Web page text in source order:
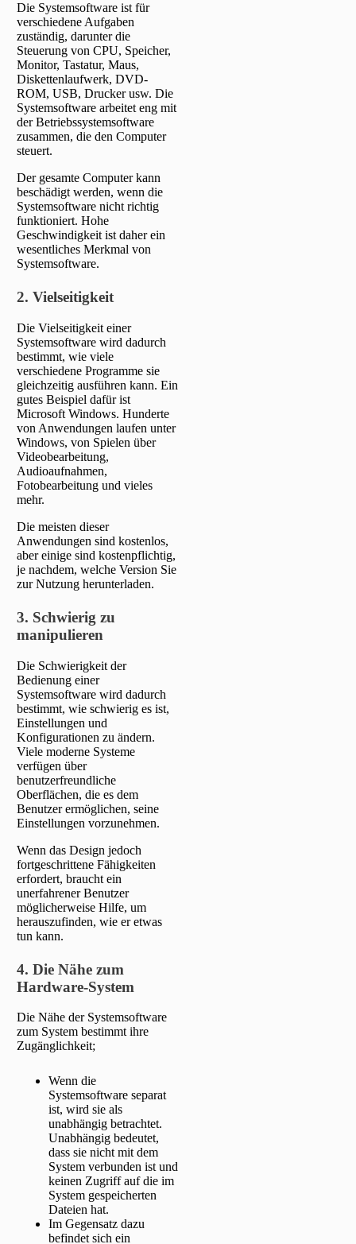
Die Systemsoftware ist für
verschiedene Aufgaben
zuständig, darunter die
Steuerung von CPU, Speicher,
Monitor, Tastatur, Maus,
Diskettenlaufwerk, DVD-
ROM, USB, Drucker usw. Die
Systemsoftware arbeitet eng mit
der Betriebssystemsoftware
zusammen, die den Computer
steuert.
Der gesamte Computer kann
beschädigt werden, wenn die
Systemsoftware nicht richtig
funktioniert. Hohe
Geschwindigkeit ist daher ein
wesentliches Merkmal von
Systemsoftware.
2. Vielseitigkeit
Die Vielseitigkeit einer
Systemsoftware wird dadurch
bestimmt, wie viele
verschiedene Programme sie
gleichzeitig ausführen kann. Ein
gutes Beispiel dafür ist
Microsoft Windows. Hunderte
von Anwendungen laufen unter
Windows, von Spielen über
Videobearbeitung,
Audioaufnahmen,
Fotobearbeitung und vieles
mehr.
Die meisten dieser
Anwendungen sind kostenlos,
aber einige sind kostenpflichtig,
je nachdem, welche Version Sie
zur Nutzung herunterladen.
3. Schwierig zu
manipulieren
Die Schwierigkeit der
Bedienung einer
Systemsoftware wird dadurch
bestimmt, wie schwierig es ist,
Einstellungen und
Konfigurationen zu ändern.
Viele moderne Systeme
verfügen über
benutzerfreundliche
Oberflächen, die es dem
Benutzer ermöglichen, seine
Einstellungen vorzunehmen.
Wenn das Design jedoch
fortgeschrittene Fähigkeiten
erfordert, braucht ein
unerfahrener Benutzer
möglicherweise Hilfe, um
herauszufinden, wie er etwas
tun kann.
4. Die Nähe zum
Hardware-System
Die Nähe der Systemsoftware
zum System bestimmt ihre
Zugänglichkeit;
Wenn die
Systemsoftware separat
ist, wird sie als
unabhängig betrachtet.
Unabhängig bedeutet,
dass sie nicht mit dem
System verbunden ist und
keinen Zugriff auf die im
System gespeicherten
Dateien hat.
Im Gegensatz dazu
befindet sich ein